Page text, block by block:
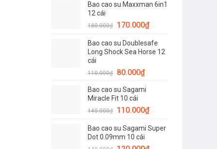
là:
tại
180.000₫.
Bao cao su Maxxman 6in1
12 cái
180.000₫
Giá
là:
180.000₫.
170.000₫Giá
tại
là:
Bao cao su Doublesafe
Long Shock Sea Horse 12
cái
110.000₫
Giá
là:
110.000₫.
80.000₫Giá
tại
80.000₫.
Bao cao su Sagami
Miracle Fit 10 cái
140.000₫
Giá
là:
140.000₫.
110.000₫Giá
tại
Bao cao su Sagami Super
Dot 0.09mm 10 cái